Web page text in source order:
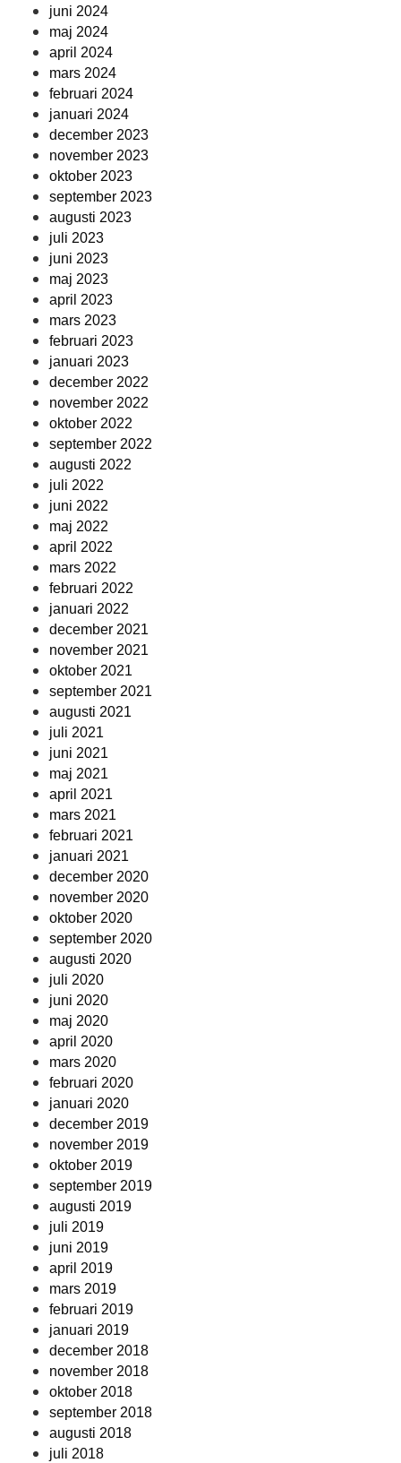
juni 2024
maj 2024
april 2024
mars 2024
februari 2024
januari 2024
december 2023
november 2023
oktober 2023
september 2023
augusti 2023
juli 2023
juni 2023
maj 2023
april 2023
mars 2023
februari 2023
januari 2023
december 2022
november 2022
oktober 2022
september 2022
augusti 2022
juli 2022
juni 2022
maj 2022
april 2022
mars 2022
februari 2022
januari 2022
december 2021
november 2021
oktober 2021
september 2021
augusti 2021
juli 2021
juni 2021
maj 2021
april 2021
mars 2021
februari 2021
januari 2021
december 2020
november 2020
oktober 2020
september 2020
augusti 2020
juli 2020
juni 2020
maj 2020
april 2020
mars 2020
februari 2020
januari 2020
december 2019
november 2019
oktober 2019
september 2019
augusti 2019
juli 2019
juni 2019
april 2019
mars 2019
februari 2019
januari 2019
december 2018
november 2018
oktober 2018
september 2018
augusti 2018
juli 2018